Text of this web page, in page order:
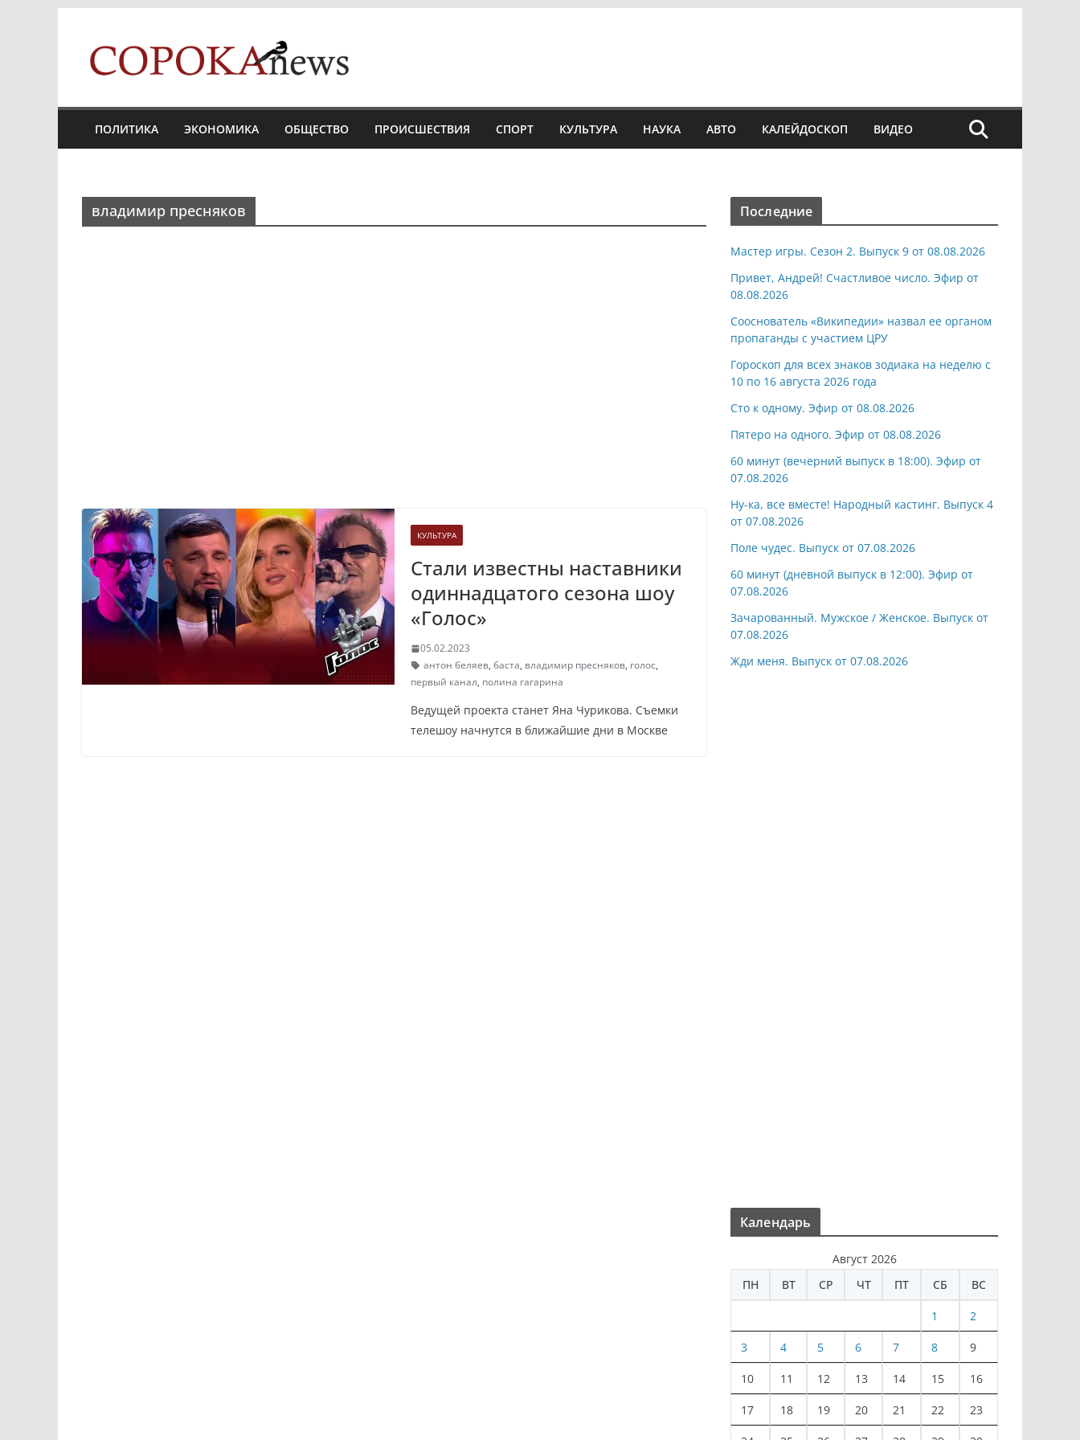
content
ПОЛИТИКА ЭКОНОМИКА ОБЩЕСТВО ПРОИСШЕСТВИЯ СПОРТ КУЛЬТУРА НАУКА АВТО КАЛЕЙДОСКОП ВИДЕО
владимир пресняков
КУЛЬТУРА
Стали известны наставники
одиннадцатого сезона шоу
«Голос»
05.02.2023
антон беляев, баста, владимир пресняков, голос,
первый канал, полина гагарина
Ведущей проекта станет Яна Чурикова. Съемки
телешоу начнутся в ближайшие дни в Москве
Последние
Мастер игры. Сезон 2. Выпуск 9 от 08.08.2026
Привет, Андрей! Счастливое число. Эфир от
08.08.2026
Сооснователь «Википедии» назвал ее органом
пропаганды с участием ЦРУ
Гороскоп для всех знаков зодиака на неделю с
10 по 16 августа 2026 года
Сто к одному. Эфир от 08.08.2026
Пятеро на одного. Эфир от 08.08.2026
60 минут (вечерний выпуск в 18:00). Эфир от
07.08.2026
Ну-ка, все вместе! Народный кастинг. Выпуск 4
от 07.08.2026
Поле чудес. Выпуск от 07.08.2026
60 минут (дневной выпуск в 12:00). Эфир от
07.08.2026
Зачарованный. Мужское / Женское. Выпуск от
07.08.2026
Жди меня. Выпуск от 07.08.2026
Календарь
Август 2026
ПН
ВТ СР ЧТ ПТ СБ ВС
1 2
3 4 5 6 7 8 9
10 11 12 13 14 15 16
17 18 19 20 21 22 23